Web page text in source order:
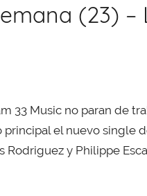
(23) –
33 Music no paran de
el nuevo single
Rodriguez y Philippe